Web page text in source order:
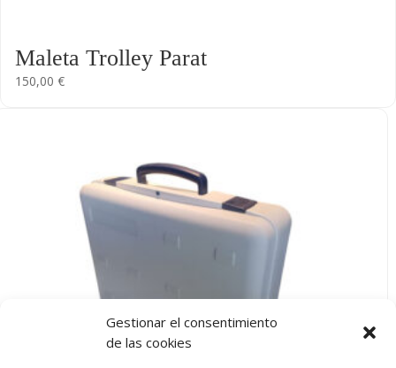
Gestionar el consentimiento
de las cookies
Maleta Trolley Parat
150,00 €